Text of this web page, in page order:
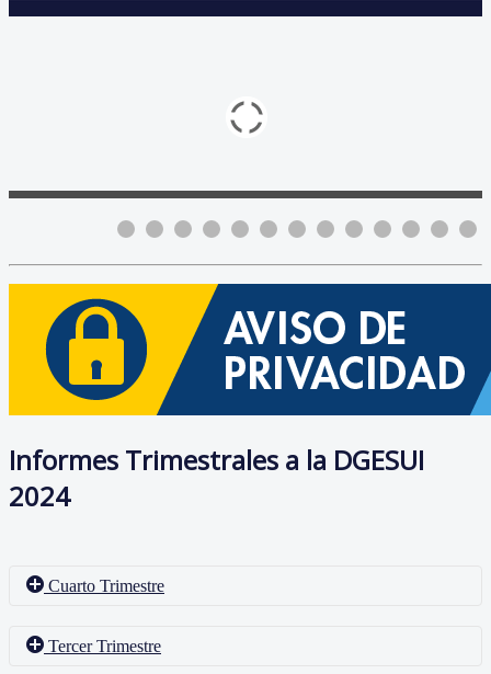
Informes Trimestrales a la DGESUI
2024
Cuarto Trimestre
Cuarto Trimestre
Tercer Trimestre